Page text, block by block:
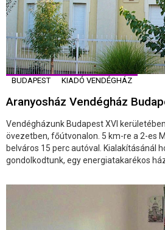
BUDAPEST KIADÓ VENDÉGHÁZ
Aranyosház Vendégház
Vendégházunk Budapest XVI
övezetben, főútvonalon. 5 km-re a 2-es
belváros 15 perc autóval. Kialakításánál
gondolkodtunk, egy energiatakarékos ház,